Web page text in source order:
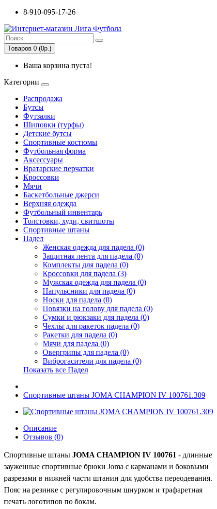
8-910-095-17-26
Товаров 0 (0р.)
Ваша корзина пуста!
Категории
Распродажа
Бутсы
Футзалки
Шиповки (турфы)
Детские бутсы
Спортивные костюмы
Футбольная форма
Аксессуары
Вратарские перчатки
Кроссовки
Мячи
Баскетбольные джерси
Верхняя одежда
Футбольный инвентарь
Толстовки, худи, свитшоты
Спортивные штаны
Падел
Женская одежда для падела (0)
Защитная лента для падела (0)
Комплекты для падела (0)
Кроссовки для падела (3)
Мужская одежда для падела (0)
Напульсники для падела (0)
Носки для падела (0)
Повязки на голову для падела (0)
Сумки и рюкзаки для падела (0)
Чехлы для ракеток падела (0)
Ракетки для падела (0)
Мячи для падела (0)
Овергрипы для падела (0)
Виброгасители для падела (0)
Показать все Падел
Спортивные штаны JOMA CHAMPION IV 100761.309
Описание
Отзывов (0)
Спортивные штаны JOMA CHAMPION IV 100761 - длинные
зауженные спортивные брюки Joma с карманами и боковыми
разрезами в нижней части штанин для удобства переодевания.
Пояс на резинке с регулировочным шнурком и трафаретная
печать логотипов по бокам.